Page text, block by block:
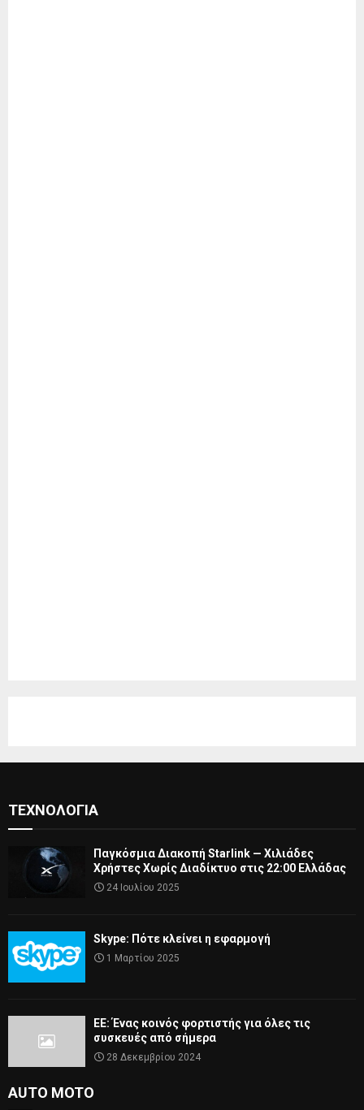
ΤΕΧΝΟΛΟΓΊΑ
Παγκόσμια Διακοπή Starlink — Χιλιάδες
Χρήστες Χωρίς Διαδίκτυο στις 22:00 Ελλάδας
24 Ιουλίου 2025
Skype: Πότε κλείνει η εφαρμογή
1 Μαρτίου 2025
ΕΕ: Ένας κοινός φορτιστής για όλες τις
συσκευές από σήμερα
28 Δεκεμβρίου 2024
AUTO MOTO